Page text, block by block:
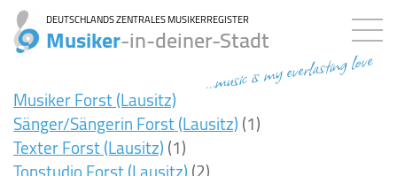
DEUTSCHLANDS ZENTRALES MUSIKERREGISTER
Musiker-in-deiner-Stadt
...music is my everlasting love
Musiker Forst (Lausitz)
Sänger/Sängerin Forst (Lausitz)(1)
Texter Forst (Lausitz)(1)